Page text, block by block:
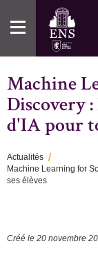
au
contenu
Machine
Discovery
d'IA pour
Fil
Actualités
Machine Learning for
ses élèves
Créé le 20 novembre